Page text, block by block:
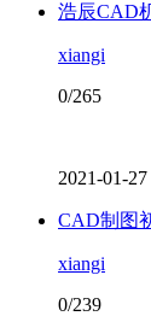
浩辰CAD
xiangi
0/265
2021-01-27
CAD制图
xiangi
0/239